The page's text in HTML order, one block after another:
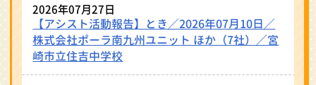
2026年07月27日
【アシスト活動報告】とき／2026年07月10日／
株式会社ポーラ南九州ユニット ほか（7社）／宮
崎市立住吉中学校